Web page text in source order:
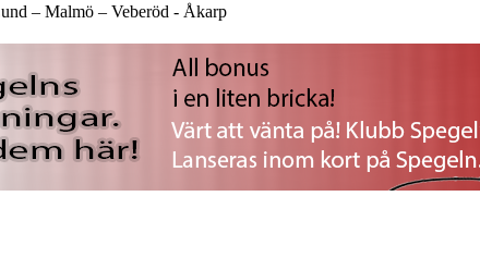
– Malmö – Veberöd - Åkarp